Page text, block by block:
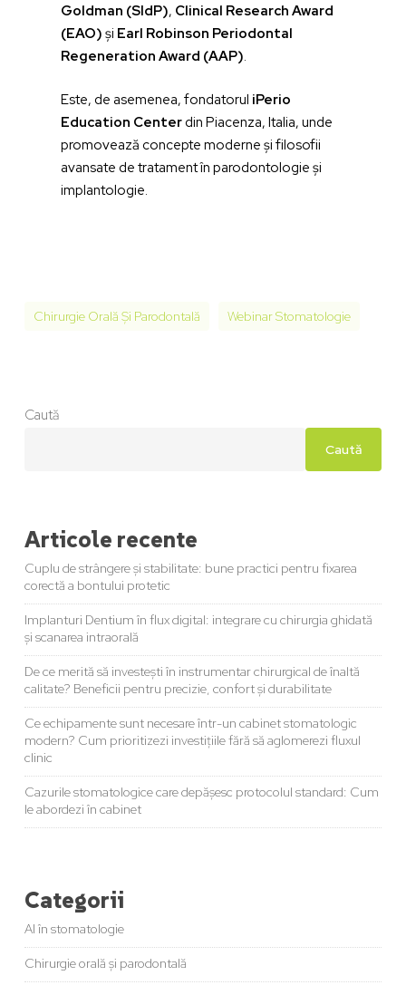
Goldman (SIdP), Clinical Research Award
(EAO) și Earl Robinson Periodontal
Regeneration Award (AAP).
Este, de asemenea, fondatorul iPerio
Education Centerdin Piacenza, Italia, unde
promovează concepte moderne și filosofii
avansate de tratament în parodontologie și
implantologie.
Chirurgie Orală Și Parodontală Webinar Stomatologie
Caută
Caută
Articole recente
Cuplu de strângere și stabilitate: bune practici pentru fixarea
corectă a bontului protetic
Implanturi Dentium în flux digital: integrare cu chirurgia ghidată
și scanarea intraorală
De ce merită să investești în instrumentar chirurgical de înaltă
calitate? Beneficii pentru precizie, confort și durabilitate
Ce echipamente sunt necesare într-un cabinet stomatologic
modern? Cum prioritizezi investițiile fără să aglomerezi fluxul
clinic
Cazurile stomatologice care depășesc protocolul standard: Cum
le abordezi în cabinet
Categorii
AI în stomatologie
Chirurgie orală și parodontală